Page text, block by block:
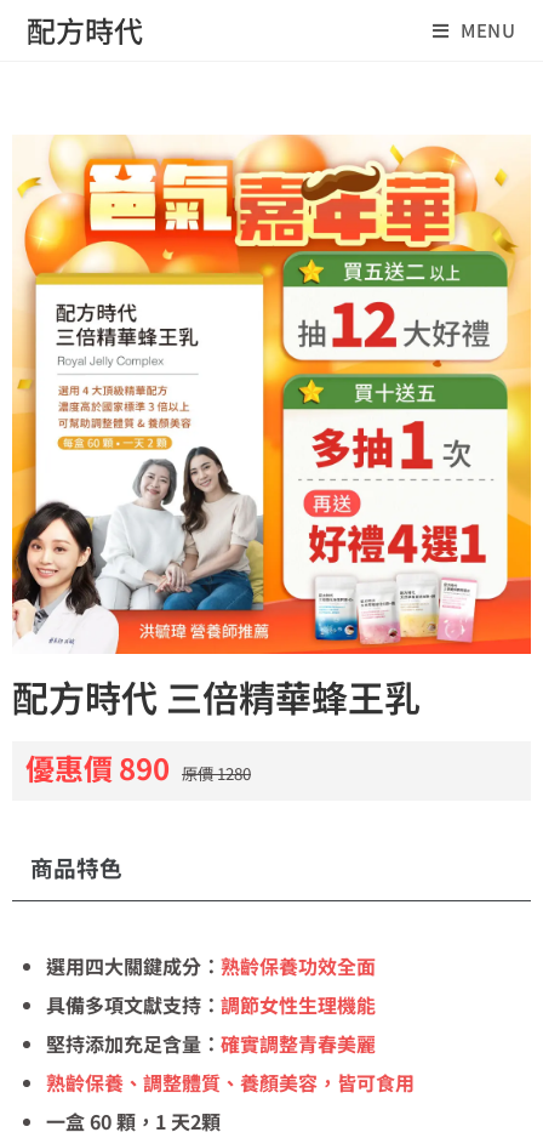
配方時代 MENU
配方時代 三倍精華蜂王乳
優惠價 890 原價 1280
商品特色
選用四大關鍵成分： 熟齡保養功效全面
具備多項文獻支持： 調節女性生理機能
堅持添加充足含量： 確實調整青春美麗
熟齡保養、調整體質、養顏美容，皆可食用
一盒 60 顆，1 天2顆